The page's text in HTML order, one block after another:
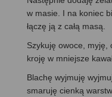
w masie. I na koniec
łączę ją z całą masą.
Szykuję owoce, myję,
kroję w mniejsze
Blachę wyjmuję
smaruję cienką